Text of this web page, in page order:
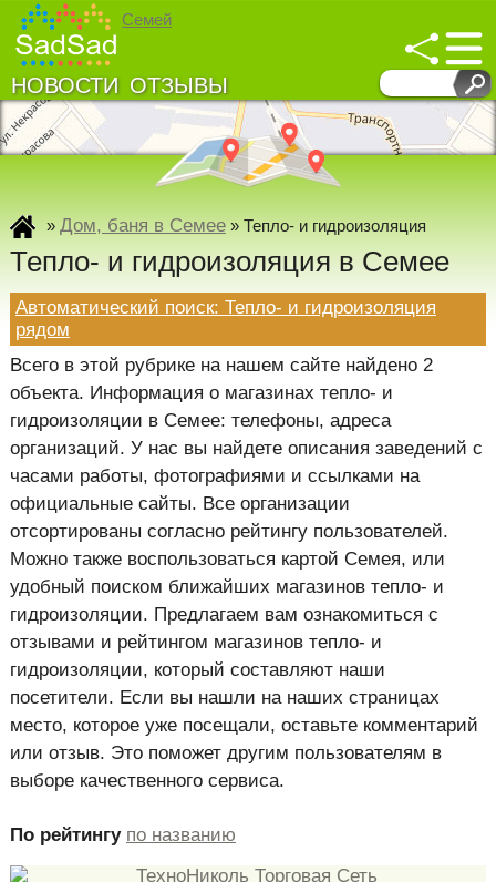
Семей
НОВОСТИ ОТЗЫВЫ
Развернуть карту↓
» Дом, баня в Семее» Тепло- и гидроизоляция
Тепло- и гидроизоляция в Семее
Автоматический поиск: Тепло- и гидроизоляция
рядом
Всего в этой рубрике на нашем сайте найдено 2
объекта. Информация о магазинах тепло- и
гидроизоляции в Семее: телефоны, адреса
организаций. У нас вы найдете описания заведений с
часами работы, фотографиями и ссылками на
официальные сайты. Все организации
отсортированы согласно рейтингу пользователей.
Можно также воспользоваться картой Семея, или
удобный поиском ближайших магазинов тепло- и
гидроизоляции. Предлагаем вам ознакомиться с
отзывами и рейтингом магазинов тепло- и
гидроизоляции, который составляют наши
посетители. Если вы нашли на наших страницах
место, которое уже посещали, оставьте комментарий
или отзыв. Это поможет другим пользователям в
выборе качественного сервиса.
По рейтингу по названию